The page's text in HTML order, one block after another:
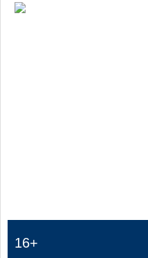
16+